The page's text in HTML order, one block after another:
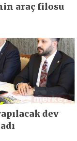
araç filosu
dev